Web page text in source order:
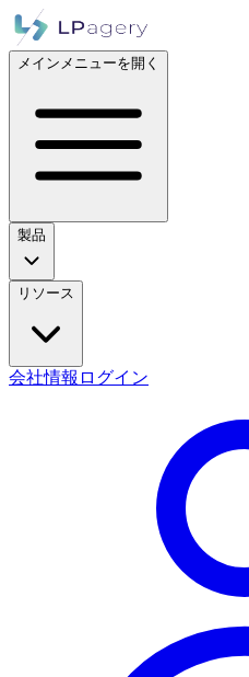
メインメニューを開く
製品
リソース
会社情報 ログイン